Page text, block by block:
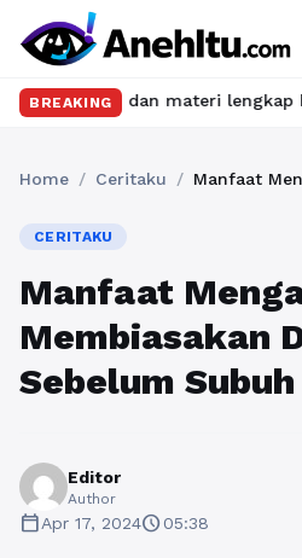
BREAKING
materi lengkap hanya di
Home / Ceritaku /
CERITAKU
Manfaat
Membiasakan
Sebelum Subuh
Editor
Author
calendar_todayApr 17, 2024schedule05:38